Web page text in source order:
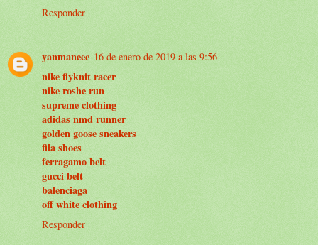
Responder
yanmaneee 16 de enero de 2019 a las 9:56
nike flyknit racer
nike roshe run
supreme clothing
adidas nmd runner
golden goose sneakers
fila shoes
ferragamo belt
gucci belt
balenciaga
off white clothing
Responder